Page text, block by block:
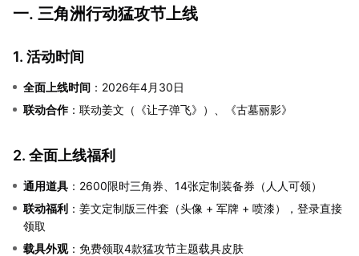
一. 三角洲行动猛攻节上线
1. 活动时间
全面上线时间 ：2026年4月30日
联动合作：联动姜文（《让子弹飞》）、《古墓丽影》
2. 全面上线福利
通用道具 ：2600限时三角券、14张定制装备券（人人可领）
联动福利 ：姜文定制版三件套（头像 + 军牌 + 喷漆），登录直接
领取
载具外观：免费领取4款猛攻节主题载具皮肤